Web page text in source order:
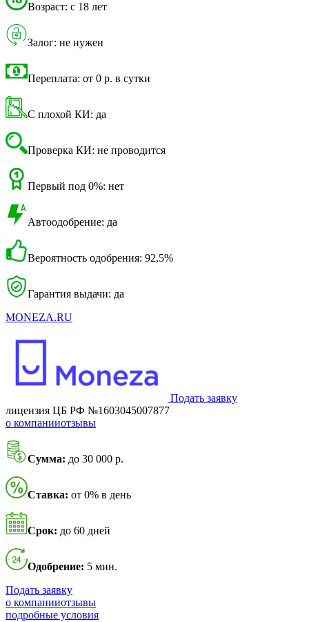
Возраст: с 18 лет
Залог: не нужен
Переплата: от 0 р. в сутки
С плохой КИ: да
Проверка КИ: не проводится
Первый под 0%: нет
Автоодобрение: да
Вероятность одобрения: 92,5%
Гарантия выдачи: да
MONEZA.RU
Подать заявку
лицензия ЦБ РФ №1603045007877
о компанииотзывы
Сумма: до 30 000 р.
Ставка: от 0% в день
Срок: до 60 дней
Одобрение: 5 мин.
Подать заявку
о компанииотзывы
подробные условия